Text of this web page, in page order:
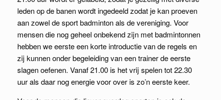
leden op de banen wordt ingedeeld zodat je kan proeven
aan zowel de sport badminton als de vereniging. Voor
mensen die nog geheel onbekend zijn met badmintonnen
hebben we eerste een korte introductie van de regels en
zij kunnen onder begeleiding van een trainer de eerste
slagen oefenen. Vanaf 21.00 is het vrij spelen tot 22.30
uur als daar nog energie voor over is zo’n eerste keer.